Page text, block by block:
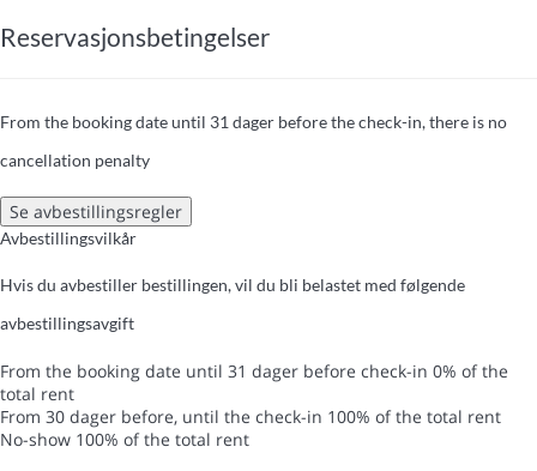
Reservasjonsbetingelser
From the booking date until 31 dager before the check-in, there is no
cancellation penalty
Se avbestillingsregler
Avbestillingsvilkår
Hvis du avbestiller bestillingen, vil du bli belastet med følgende
avbestillingsavgift
From the booking date until 31 dager before check-in 0% of the
total rent
From 30 dager before, until the check-in 100% of the total rent
No-show 100% of the total rent